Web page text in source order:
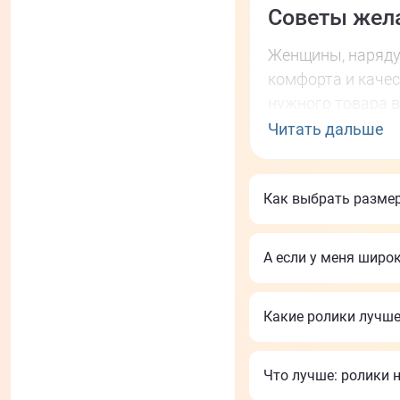
Советы
Женщины, наряду
комфорта и
особенно,
желательно
замены.
Seba;
Flying Eagle
Читать дальше
Как выбрать
А если у меня
Какие ролики
Что лучше: ролики